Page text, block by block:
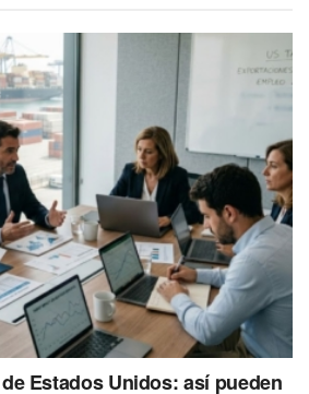
Estados Unidos: así pueden